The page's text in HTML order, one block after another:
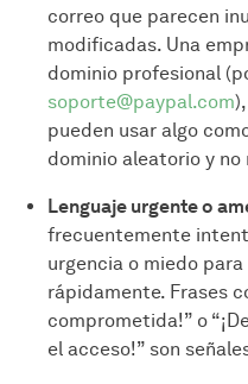
correo que parecen
modificadas. Una
dominio profesional
soporte@paypal.com
pueden usar algo
dominio aleatorio y no
Lenguaje urgente o
frecuentemente
urgencia o miedo
rápidamente. Frases
comprometida!” o
el acceso!” son